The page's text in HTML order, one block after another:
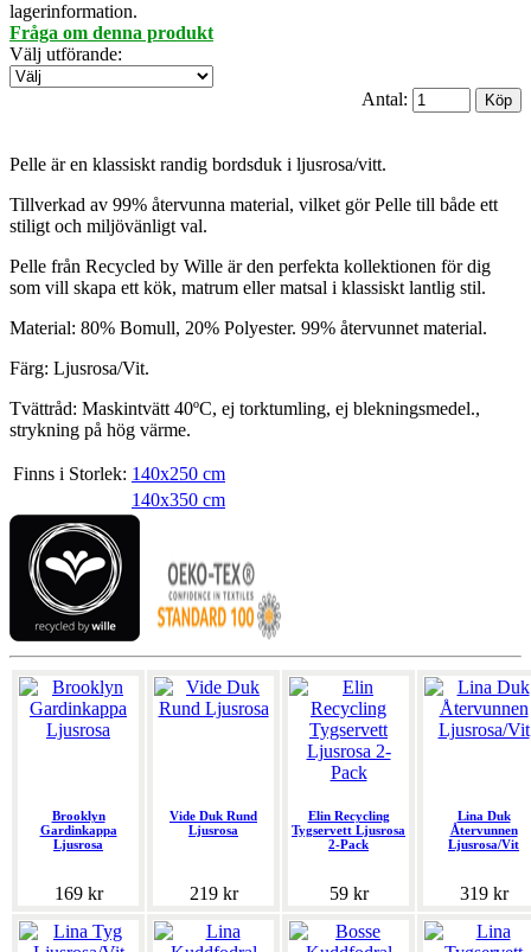
lagerinformation.
Fråga om denna produkt
Välj utförande:
Antal:
Pelle är en klassiskt randig bordsduk i ljusrosa/vitt.
Tillverkad av 99% återvunna material, vilket gör Pelle till både ett
stiligt och miljövänligt val.
Pelle från Recycled by Wille är den perfekta kollektionen för dig
som vill skapa ett kök, matrum eller matsal i klassiskt lantlig stil.
Material: 80% Bomull, 20% Polyester. 99% återvunnet material.
Färg: Ljusrosa/Vit.
Tvättråd: Maskintvätt 40ºC, ej torktumling, ej blekningsmedel.,
strykning på hög värme.
Finns i Storlek: 140x250 cm
140x350 cm
Brooklyn
Gardinkappa
Ljusrosa
169 kr
Vide Duk Rund
Ljusrosa
219 kr
Elin Recycling
Tygservett Ljusrosa
2-Pack
59 kr
Lina Duk
Återvunnen
Ljusrosa/Vit
319 kr